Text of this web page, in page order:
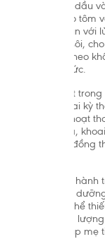
Đun nóng dầu
thơm. Cho tôm
nắp và đun với
Khi nước sôi,
canh tùy theo
thưởng thức.
Rau bí là một
nên ăn để thai kỳ
mẹ nên linh hoạt
lách, cà chua,
nhàm chán, đồng
Ngoài ra, để
được đầy đủ
bạn” không thể
có chứa hàm
không chỉ giúp